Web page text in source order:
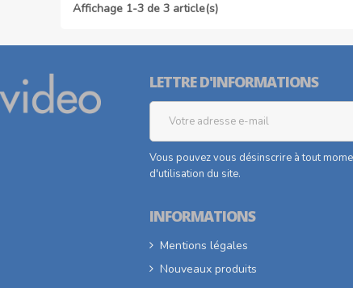
Affichage 1-3 de 3 article(s)
LETTRE D'INFORMATIONS
Vous pouvez vous désinscrire à tout
d'utilisation du site.
INFORMATIONS
Mentions légales
Nouveaux produits